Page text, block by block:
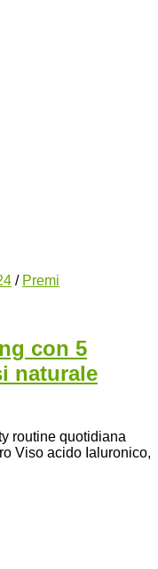
/ Premi
con 5
naturale
routine quotidiana
Viso acido Ialuronico,